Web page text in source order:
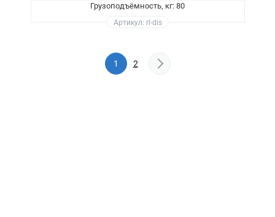
Грузоподъёмность, кг: 80
Артикул: rl-dis
1 2